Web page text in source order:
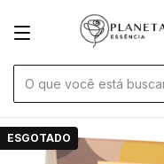
ESGOTADO